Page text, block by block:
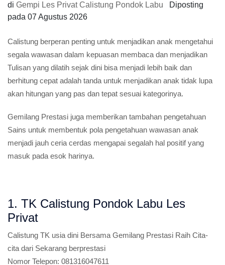
di Gempi Les Privat Calistung Pondok Labu
Diposting
pada 07 Agustus 2026
Calistung berperan penting untuk menjadikan anak mengetahui
segala wawasan dalam kepuasan membaca dan menjadikan
Tulisan yang dilatih sejak dini bisa menjadi lebih baik dan
berhitung cepat adalah tanda untuk menjadikan anak tidak lupa
akan hitungan yang pas dan tepat sesuai kategorinya.
Gemilang Prestasi juga memberikan tambahan pengetahuan
Sains untuk membentuk pola pengetahuan wawasan anak
menjadi jauh ceria cerdas mengapai segalah hal positif yang
masuk pada esok harinya.
1. TK Calistung Pondok Labu Les
Privat
Calistung TK usia dini Bersama Gemilang Prestasi Raih Cita-
cita dari Sekarang berprestasi
Nomor Telepon: 081316047611